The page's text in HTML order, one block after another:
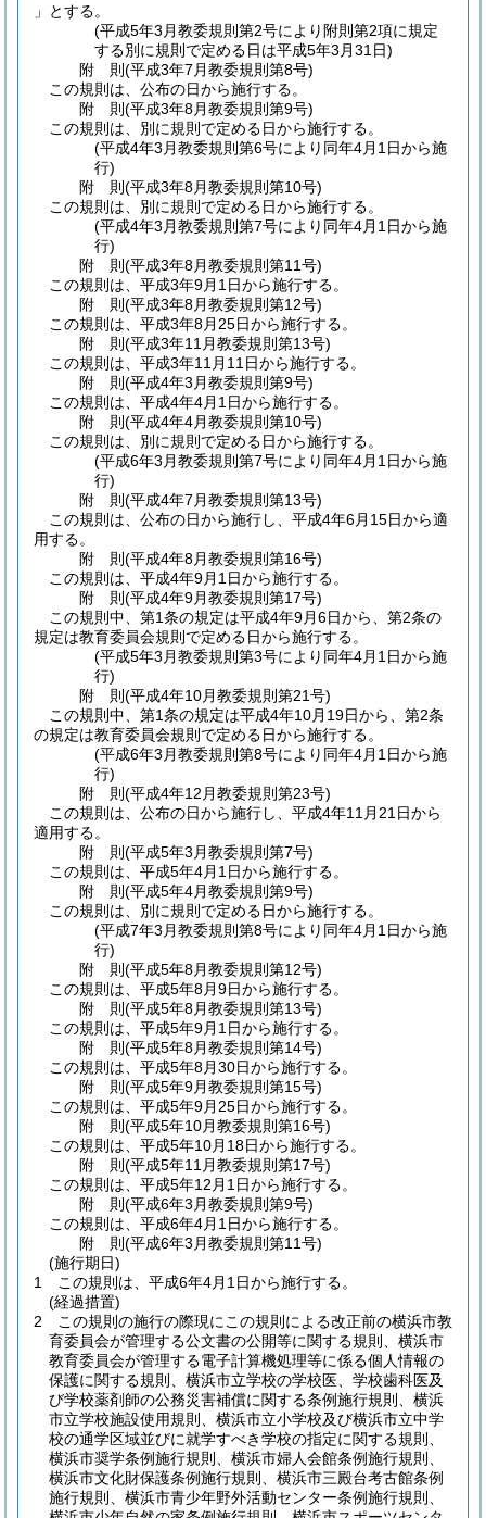
」とする。
(平成5年3月教委規則第2号により附則第2項に規定
する別に規則で定める日は平成5年3月31日)
附 則(平成3年7月教委規則第8号)
この規則は、公布の日から施行する。
附 則(平成3年8月教委規則第9号)
この規則は、別に規則で定める日から施行する。
(平成4年3月教委規則第6号により同年4月1日から施
行)
附 則(平成3年8月教委規則第10号)
この規則は、別に規則で定める日から施行する。
(平成4年3月教委規則第7号により同年4月1日から施
行)
附 則(平成3年8月教委規則第11号)
この規則は、平成3年9月1日から施行する。
附 則(平成3年8月教委規則第12号)
この規則は、平成3年8月25日から施行する。
附 則(平成3年11月教委規則第13号)
この規則は、平成3年11月11日から施行する。
附 則(平成4年3月教委規則第9号)
この規則は、平成4年4月1日から施行する。
附 則(平成4年4月教委規則第10号)
この規則は、別に規則で定める日から施行する。
(平成6年3月教委規則第7号により同年4月1日から施
行)
附 則(平成4年7月教委規則第13号)
この規則は、公布の日から施行し、平成4年6月15日から適
用する。
附 則(平成4年8月教委規則第16号)
この規則は、平成4年9月1日から施行する。
附 則(平成4年9月教委規則第17号)
この規則中、第1条の規定は平成4年9月6日から、第2条の
規定は教育委員会規則で定める日から施行する。
(平成5年3月教委規則第3号により同年4月1日から施
行)
附 則(平成4年10月教委規則第21号)
この規則中、第1条の規定は平成4年10月19日から、第2条
の規定は教育委員会規則で定める日から施行する。
(平成6年3月教委規則第8号により同年4月1日から施
行)
附 則(平成4年12月教委規則第23号)
この規則は、公布の日から施行し、平成4年11月21日から
適用する。
附 則(平成5年3月教委規則第7号)
この規則は、平成5年4月1日から施行する。
附 則(平成5年4月教委規則第9号)
この規則は、別に規則で定める日から施行する。
(平成7年3月教委規則第8号により同年4月1日から施
行)
附 則(平成5年8月教委規則第12号)
この規則は、平成5年8月9日から施行する。
附 則(平成5年8月教委規則第13号)
この規則は、平成5年9月1日から施行する。
附 則(平成5年8月教委規則第14号)
この規則は、平成5年8月30日から施行する。
附 則(平成5年9月教委規則第15号)
この規則は、平成5年9月25日から施行する。
附 則(平成5年10月教委規則第16号)
この規則は、平成5年10月18日から施行する。
附 則(平成5年11月教委規則第17号)
この規則は、平成5年12月1日から施行する。
附 則(平成6年3月教委規則第9号)
この規則は、平成6年4月1日から施行する。
附 則(平成6年3月教委規則第11号)
(施行期日)
1
この規則は、平成6年4月1日から施行する。
(経過措置)
2
この規則の施行の際現にこの規則による改正前の横浜市教
育委員会が管理する公文書の公開等に関する規則、横浜市
教育委員会が管理する電子計算機処理等に係る個人情報の
保護に関する規則、横浜市立学校の学校医、学校歯科医及
び学校薬剤師の公務災害補償に関する条例施行規則、横浜
市立学校施設使用規則、横浜市立小学校及び横浜市立中学
校の通学区域並びに就学すべき学校の指定に関する規則、
横浜市奨学条例施行規則、横浜市婦人会館条例施行規則、
横浜市文化財保護条例施行規則、横浜市三殿台考古館条例
施行規則、横浜市青少年野外活動センター条例施行規則、